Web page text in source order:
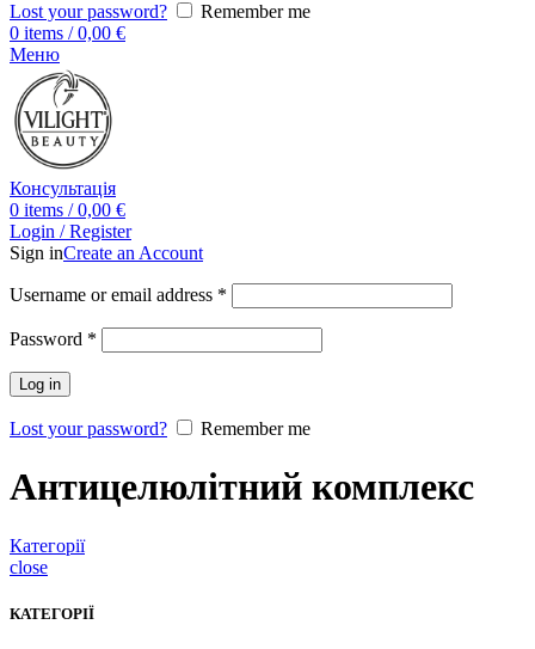
Lost your password?
Remember me
0 items / 0,00 €
Меню
Консультація
0 items / 0,00 €
Login / Register
Sign inCreate an Account
Username or email address *
Password *
Log in
Lost your password? Remember me
Антицелюлітний комплекс
Категорії
close
КАТЕГОРІЇ